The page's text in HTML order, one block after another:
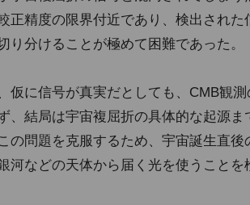
正精度の限界付近であり、検出され
り分けることが極めて困難であった。
仮に信号が真実だとしても、CMB観
、結局は宇宙複屈折の具体的な起源
の問題を克服するため、宇宙誕生直
河などの天体から届く光を使うことを